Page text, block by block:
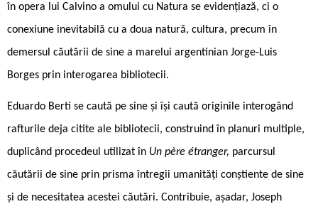
în opera lui Calvino a omului cu Natura se evidențiază, ci o
conexiune inevitabilă cu a doua natură, cultura, precum în
demersul căutării de sine a marelui argentinian Jorge-Luis
Borges prin interogarea bibliotecii.
Eduardo Berti se caută pe sine și își caută originile interogând
rafturile deja citite ale bibliotecii, construind în planuri multiple,
duplicând procedeul utilizat în Un père étranger, parcursul
căutării de sine prin prisma întregii umanități conștiente de sine
și de necesitatea acestei căutări. Contribuie, așadar, Joseph